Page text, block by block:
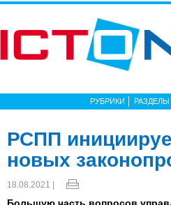
РУБРИКИ РАЗДЕЛЫ
РСПП
новых
18.08.2021 |